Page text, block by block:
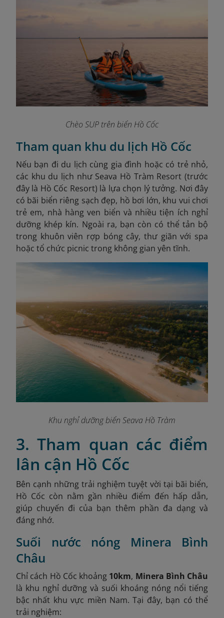
Chèo SUP trên biển Hồ Cốc
Tham quan khu du lịch Hồ Cốc
Nếu bạn đi du lịch cùng gia đình hoặc có trẻ nhỏ,
các khu du lịch như Seava Hồ Tràm Resort (trước
đây là Hồ Cốc Resort) là lựa chọn lý tưởng. Nơi đây
có bãi biển riêng sạch đẹp, hồ bơi lớn, khu vui chơi
trẻ em, nhà hàng ven biển và nhiều tiện ích nghỉ
dưỡng khép kín. Ngoài ra, bạn còn có thể tản bộ
trong khuôn viên rợp bóng cây, thư giãn với spa
hoặc tổ chức picnic trong không gian yên tĩnh.
Khu nghỉ dưỡng biển Seava Hồ Tràm
3. Tham quan các điểm
lân cận Hồ Cốc
Bên cạnh những trải nghiệm tuyệt vời tại bãi biển,
Hồ Cốc còn nằm gần nhiều điểm đến hấp dẫn,
giúp chuyến đi của bạn thêm phần đa dạng và
đáng nhớ.
Suối nước nóng Minera Bình
Châu
Chỉ cách Hồ Cốc khoảng 10km, Minera Bình Châu
là khu nghỉ dưỡng và suối khoáng nóng nổi tiếng
bậc nhất khu vực miền Nam. Tại đây, bạn có thể
trải nghiệm: